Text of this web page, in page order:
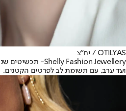
OTILYAS / יח"צ
Shelly Fashion Jewellery- תכשיטים
ועד ערב, עם תשומת לב לפרטים הקטנים.